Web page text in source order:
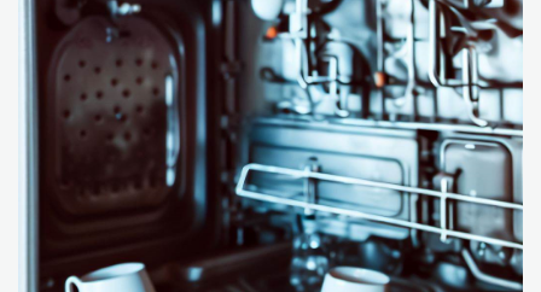
بعض النصائح الهامة لصيانة غسالات الصحون دايو. تنظيف
المرشح: يعد المرشح أحد الأجزاء الأساسية في غسالة
الصحون دايو، حيث يقوم بفصل الأطعمة والحطام عن المياه
التي تستخدمها الغسالة. ومن المهم تنظيف المرشح
بانتظام، حيث يمكن أن تتراكم الأوساخ والشوائب عليه
وتعيق عمل الغسالة. يجب تنظيف المرشح بشكل دوري عن
طريق فكه وغسله بالماء الدافئ والصابون الخفيف. فحص
الأنابيب والخراطيم: يجب فحص الأنابيب والخراطيم بانتظام
للتأكد من أنها لا توجد بها ثقوب أو تسربات. إذا كان هناك